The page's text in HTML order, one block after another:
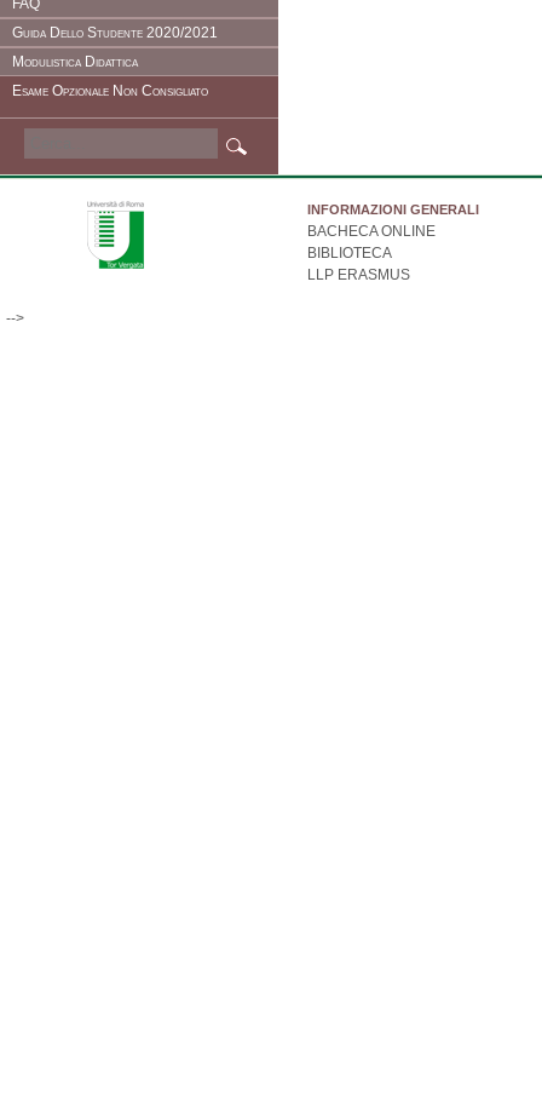
FAQ
Guida Dello Studente 2020/2021
Modulistica Didattica
Esame Opzionale Non Consigliato
INFORMAZIONI GENERALI
BACHECA ONLINE
BIBLIOTECA
LLP ERASMUS
-->